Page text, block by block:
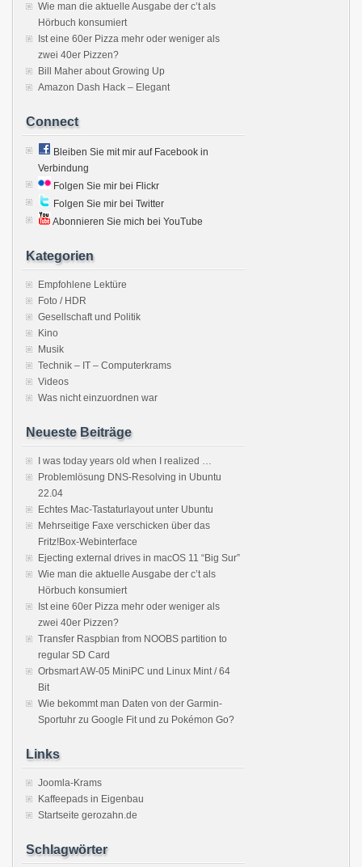
Wie man die aktuelle Ausgabe der c’t als
Hörbuch konsumiert
Ist eine 60er Pizza mehr oder weniger als
zwei 40er Pizzen?
Bill Maher about Growing Up
Amazon Dash Hack – Elegant
Connect
Bleiben Sie mit mir auf Facebook in
Verbindung
Folgen Sie mir bei Flickr
Folgen Sie mir bei Twitter
Abonnieren Sie mich bei YouTube
Kategorien
Empfohlene Lektüre
Foto / HDR
Gesellschaft und Politik
Kino
Musik
Technik – IT – Computerkrams
Videos
Was nicht einzuordnen war
Neueste Beiträge
I was today years old when I realized …
Problemlösung DNS-Resolving in Ubuntu
22.04
Echtes Mac-Tastaturlayout unter Ubuntu
Mehrseitige Faxe verschicken über das
Fritz!Box-Webinterface
Ejecting external drives in macOS 11 “Big Sur”
Wie man die aktuelle Ausgabe der c’t als
Hörbuch konsumiert
Ist eine 60er Pizza mehr oder weniger als
zwei 40er Pizzen?
Transfer Raspbian from NOOBS partition to
regular SD Card
Orbsmart AW-05 MiniPC und Linux Mint / 64
Bit
Wie bekommt man Daten von der Garmin-
Sportuhr zu Google Fit und zu Pokémon Go?
Links
Joomla-Krams
Kaffeepads in Eigenbau
Startseite gerozahn.de
Schlagwörter